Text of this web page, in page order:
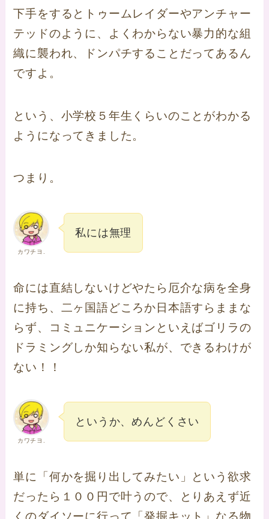
下手をするとトゥームレイダーやアンチャー
テッドのように、よくわからない暴力的な組
織に襲われ、ドンパチすることだってあるん
ですよ。
という、小学校５年生くらいのことがわかる
ようになってきました。
つまり。
カワチヨ.
私には無理
命には直結しないけどやたら厄介な病を全身
に持ち、二ヶ国語どころか日本語すらままな
らず、コミュニケーションといえばゴリラの
ドラミングしか知らない私が、できるわけが
ない！！
カワチヨ.
というか、めんどくさい
単に「何かを掘り出してみたい」という欲求
だったら１００円で叶うので、とりあえず近
くのダイソーに行って「発掘キット」なる物